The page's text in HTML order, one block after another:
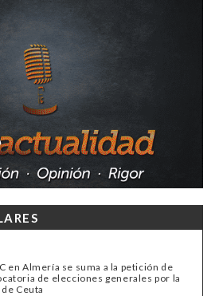
en Almería se suma a la petición de
de elecciones generales por la
Ceuta